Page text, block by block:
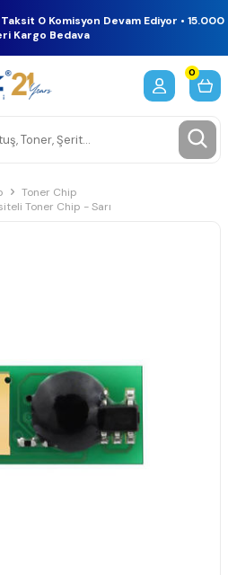
0 Komisyon Devam Ediyor • 15.000
Kargo Bedava
0
Toner Chip
Toner Chip - Sarı